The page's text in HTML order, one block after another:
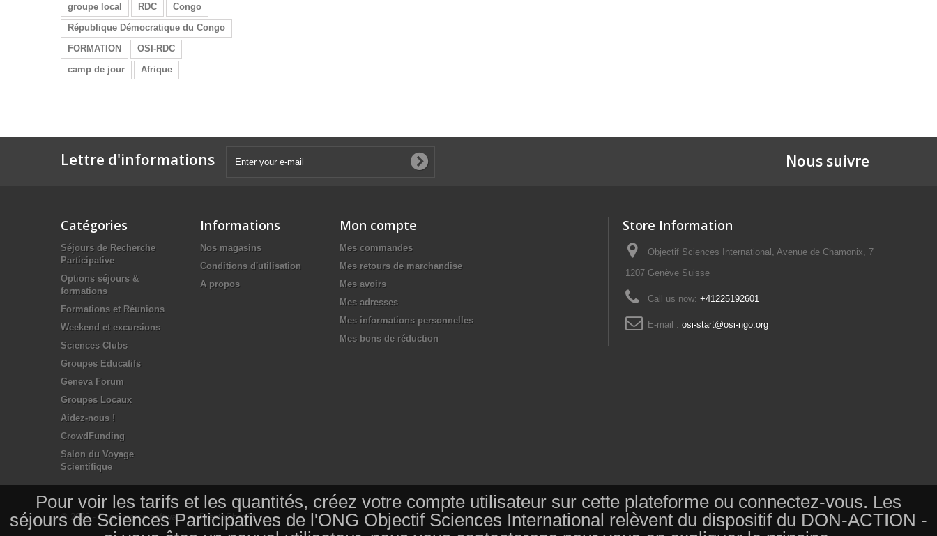
Pour voir les tarifs et les quantités, créez votre compte utilisateur sur cette plateforme ou connectez-vous. Les
séjours de Sciences Participatives de l'ONG Objectif Sciences International relèvent du dispositif du DON-ACTION -
groupe local
RDC
Congo
République Démocratique du Congo
FORMATION
OSI-RDC
camp de jour
Afrique
Lettre d'informations Nous suivre
Catégories
Séjours de Recherche
Participative
Options séjours &
formations
Formations et Réunions
Weekend et excursions
Sciences Clubs
Groupes Educatifs
Geneva Forum
Groupes Locaux
Aidez-nous !
CrowdFunding
Salon du Voyage
Scientifique
Informations
Nos magasins
Conditions d'utilisation
A propos
© 2026 - Ecommerce software by PrestaShop™
Mon compte
Mes commandes
Mes retours de marchandise
Mes avoirs
Mes adresses
Mes informations personnelles
Mes bons de réduction
Store Information
Objectif Sciences International, Avenue de Chamonix, 7
1207 Genève Suisse
Call us now: +41225192601
E-mail : osi-start@osi-ngo.org